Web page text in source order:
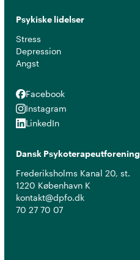
Psykiske lidelser
Stress
Depression
Angst
Facebook
Facebook
Instagram
Instagram
LinkedIn
LinkedIn
Dansk Psykoterapeutforening
Frederiksholms Kanal 20, st.
1220 København K
kontakt@dpfo.dk
70 27 70 07